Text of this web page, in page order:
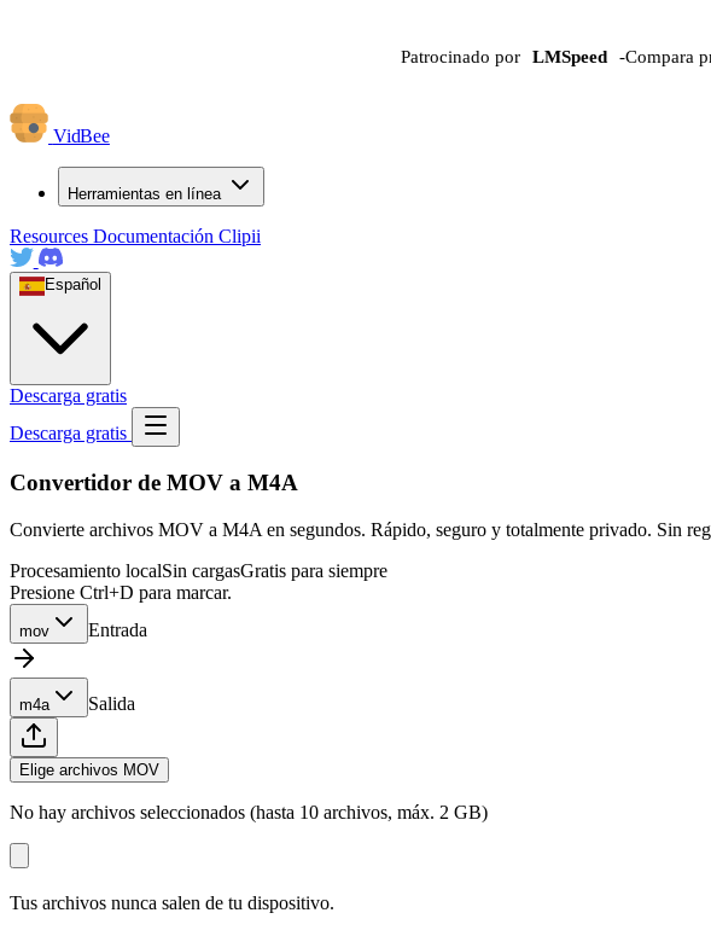
Patrocinado por LMSpeed -Compara
VidBee
Herramientas en línea
Resources Documentación Clipii
Español
Descarga gratis
Descarga gratis
Convertidor de MOV a M4A
Convierte archivos MOV a M4A en segundos. Rápido, seguro y totalmente privado. Sin
Procesamiento localSin cargasGratis para siempre
Presione Ctrl+D para marcar.
mov Entrada
m4a Salida
Elige archivos MOV
No hay archivos seleccionados (hasta 10 archivos, máx. 2 GB)
Tus archivos nunca salen de tu dispositivo.